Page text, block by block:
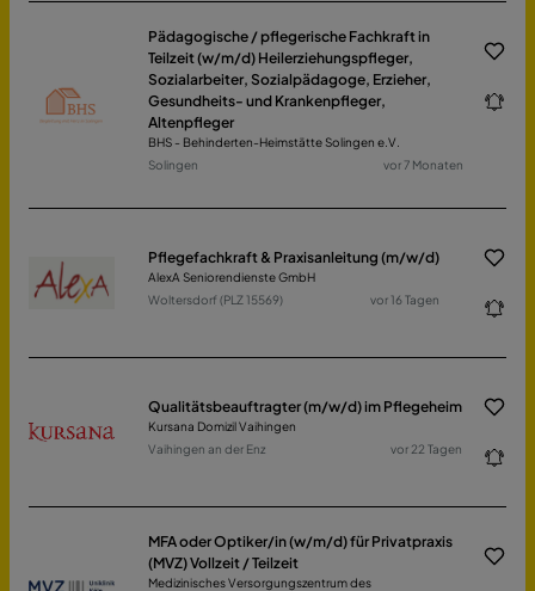
Pädagogische / pflegerische Fachkraft in
Teilzeit (w/m/d) Heilerziehungspfleger,
Sozialarbeiter, Sozialpädagoge, Erzieher,
Gesundheits- und Krankenpfleger,
Altenpfleger
BHS - Behinderten-Heimstätte Solingen e.V.
Solingen
vor 7 Monaten
Pflegefachkraft & Praxisanleitung (m/w/d)
AlexA Seniorendienste GmbH
Woltersdorf (PLZ 15569)
vor 16 Tagen
Qualitätsbeauftragter (m/w/d) im Pflegeheim
Kursana Domizil Vaihingen
Vaihingen an der Enz
vor 22 Tagen
MFA oder Optiker/in (w/m/d) für Privatpraxis
(MVZ) Vollzeit / Teilzeit
Medizinisches Versorgungszentrum des